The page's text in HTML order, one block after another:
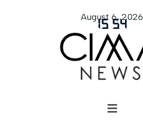
15 54
August 6, 2026